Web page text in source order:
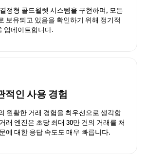
정형 콜드월렛 시스템을 구현하며, 모든
보유되고 있음을 확인하기 위해 정기적
업데이트합니다.
적인 사용 경험
원활한 거래 경험을 최우선으로 생각합
래 엔진은 초당 최대 30만 건의 거래를 처
에 대한 응답 속도도 매우 빠릅니다.